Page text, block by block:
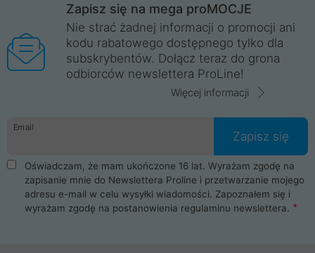
Wrocław, Poznań, Legnica, Katowice, Gliwice, Kalisz, Bytom,
Trzebnica, Opole. Szybka i profesjonalna obsługa!
ProLine to polska firma ze 100% polskim kapitałem. Działamy
legalnie i płacimy podatki w naszym kraju! Posiadamy siedzibę
główną w Mirkowie oraz salony na terenie kraju. Cała
komunikacja ze sklepem komputerowym ProLine jest
danych osobowych. Dlatego zakup notebooka albo laptopa w
ProLine to czysta przyjemność i pełne bezpieczeństwo.
Zaopatrzysz się u nas w akcesoria i części komputerowe
takie jak procesory, karty graficzne, płyty główne, pamięci,
dyski SSD, M.2 oraz HDD. Nasi pracownicy pomogą Ci wybrać
najlepszy zasilacz komputerowy oraz obudowę do komputera.
Poza komputerami mamy również najlepsze na rynku
Smartfony takich producentów jak Xiaomi, Apple, Samsung i
Zapisz się na mega proMOCJE
Nie strać żadnej informacji o promocji ani
kodu rabatowego dostępnego tylko dla
subskrybentów. Dołącz teraz do grona
odbiorców newslettera ProLine!
Więcej informacji
Email
Zapisz się
Oświadczam, że mam ukończone 16 lat. Wyrażam zgodę na
zapisanie mnie do Newslettera Proline i przetwarzanie mojego
adresu e-mail w celu wysyłki wiadomości. Zapoznałem się i
wyrażam zgodę na postanowienia regulaminu newslettera.